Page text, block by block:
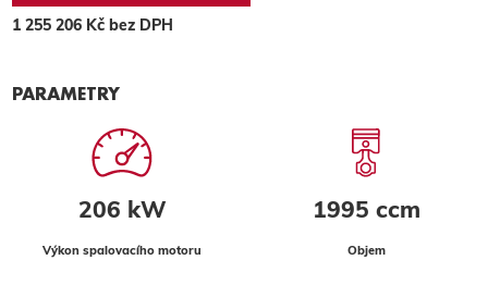
1 255 206 Kč bez DPH
PARAMETRY
206 kW
Výkon spalovacího motoru
1995 ccm
Objem